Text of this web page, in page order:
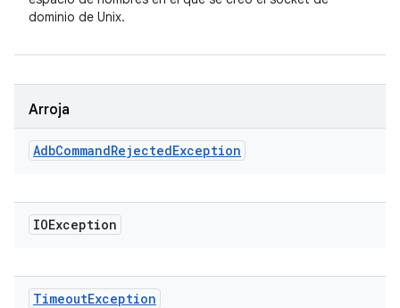
dominio de Unix.
Arroja
AdbCommandRejectedException
IOException
TimeoutException